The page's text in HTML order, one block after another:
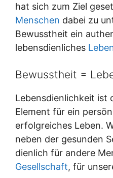
hat sich zum Ziel
Menschen dabei zu
Bewusstheit ein
lebensdienliches
Bewusstheit =
Lebensdienlichkeit ist
Element für ein
erfolgreiches Leben.
neben der gesunden
dienlich für andere
Gesellschaft, für